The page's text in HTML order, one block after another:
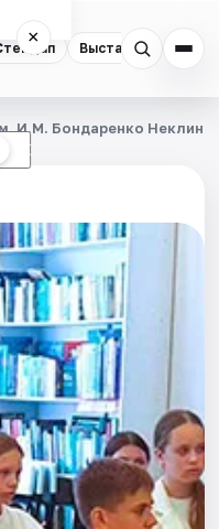
Выставки
×
☾
И.М. Бондаренко